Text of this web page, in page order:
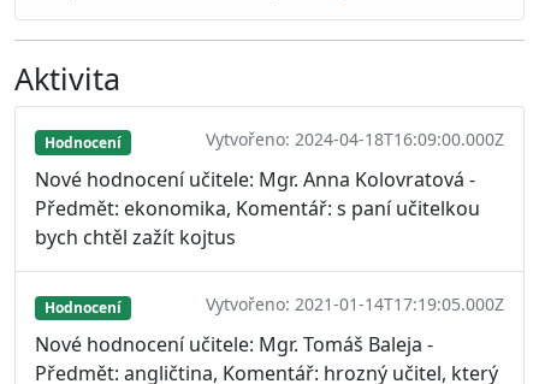
Aktivita
Hodnocení Vytvořeno: 2024-04-18T16:09:00.000Z
Nové hodnocení učitele: Mgr. Anna Kolovratová -
Předmět: ekonomika, Komentář: s paní učitelkou
bych chtěl zažít kojtus
Hodnocení Vytvořeno: 2021-01-14T17:19:05.000Z
Nové hodnocení učitele: Mgr. Tomáš Baleja -
Předmět: angličtina, Komentář: hrozný učitel, který